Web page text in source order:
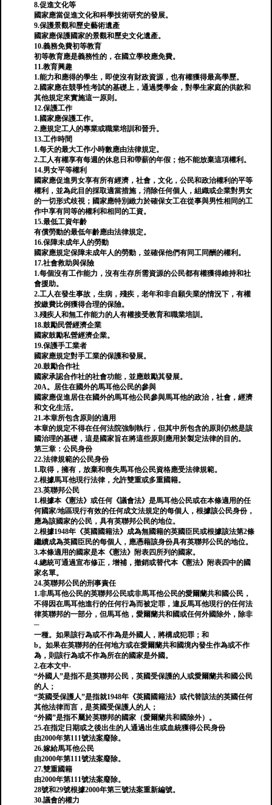
8.促進文化等
國家應當促進文化和科學技術研究的發展。
9.保護景觀和歷史藝術遺產
國家應保護國家的景觀和歷史文化遺產。
10.義務免費初等教育
初等教育應是義務性的，在國立學校應免費。
11.教育興趣
1.能力和應得的學生，即使沒有財政資源，也有權獲得最高學歷。
2.國家應在競爭性考試的基礎上，通過獎學金，對學生家庭的供款和
其他規定來實施這一原則。
12.保護工作
1.國家應保護工作。
2.應規定工人的專業或職業培訓和晉升。
13.工作時間
1.每天的最大工作小時數應由法律規定。
2.工人有權享有每週的休息日和帶薪的年假；他不能放棄這項權利。
14.男女平等權利
國家應促進男女享有所有經濟，社會，文化，公民和政治權利的平等
權利，並為此目的採取適當措施，消除任何個人，組織或企業對男女
的一切形式歧視；國家應特別緻力於確保女工在從事與男性相同的工
作中享有同等的權利和相同的工資。
15.最低工資年齡
有償勞動的最低年齡應由法律規定。
16.保障未成年人的勞動
國家應規定保障未成年人的勞動，並確保他們有同工同酬的權利。
17.社會救助與保險
1.每個沒有工作能力，沒有生存所需資源的公民都有權獲得維持和社
會援助。
2.工人在發生事故，生病，殘疾，老年和非自願失業的情況下，有權
按繳費比例獲得合理的保險。
3.殘疾人和無工作能力的人有權接受教育和職業培訓。
18.鼓勵民營經濟企業
國家鼓勵私營經濟企業。
19.保護手工業者
國家應規定對手工業的保護和發展。
20.鼓勵合作社
國家承認合作社的社會功能，並應鼓勵其發展。
20A。居住在國外的馬耳他公民的參與
國家應促進居住在國外的馬耳他公民參與馬耳他的政治，社會，經濟
和文化生活。
21.本章所包含原則的適用
本章的規定不得在任何法院強制執行，但其中所包含的原則仍然是該
國治理的基礎，這是國家旨在將這些原則應用於製定法律的目的。
第三章：公民身份
22.法律規範的公民身份
1.取得，擁有，放棄和喪失馬耳他公民資格應受法律規範。
2.根據馬耳他現行法律，允許雙重或多重國籍。
23.英聯邦公民
1.根據本《憲法》或任何《議會法》是馬耳他公民或在本條適用的任
何國家/地區現行有效的任何成文法規定的每個人，根據該公民身份，
應為該國家的公民，具有英聯邦公民的地位。
2.根據1948年《英國國籍法》成為無國籍的英國臣民或根據該法第2條
繼續成為英國臣民的每個人，應憑藉該身份具有英聯邦公民的地位。
3.本條適用的國家是本《憲法》附表四所列的國家。
4.總統可通過宣布修正，增補，撤銷或替代本《憲法》附表四中的國
家名單。
24.英聯邦公民的刑事責任
1.非馬耳他公民的英聯邦公民或非馬耳他公民的愛爾蘭共和國公民，
不得因在馬耳他進行的任何行為而被定罪，違反馬耳他現行的任何法
律英聯邦的一部分，但馬耳他，愛爾蘭共和國或任何外國除外，除非
─
一種。如果該行為或不作為是外國人，將構成犯罪；和
b。如果在英聯邦的任何地方或在愛爾蘭共和國境內發生作為或不作
為，則該行為或不作為所在的國家是外國。
2.在本文中-
“外國人”是指不是英聯邦公民，英國受保護的人或愛爾蘭共和國公民
的人；
“英國受保護人”是指就1948年《英國國籍法》或代替該法的英國任何
其他法律而言，是英國受保護人的人；
“外國”是指不屬於英聯邦的國家（愛爾蘭共和國除外）。
25.在指定日期或之後出生的人通過出生或血統獲得公民身份
由2000年第111號法案廢除。
26.嫁給馬耳他公民
由2000年第111號法案廢除。
27.雙重國籍
由2000年第111號法案廢除。
28號和29號根據2000年第三號法案重新編號。
30.議會的權力